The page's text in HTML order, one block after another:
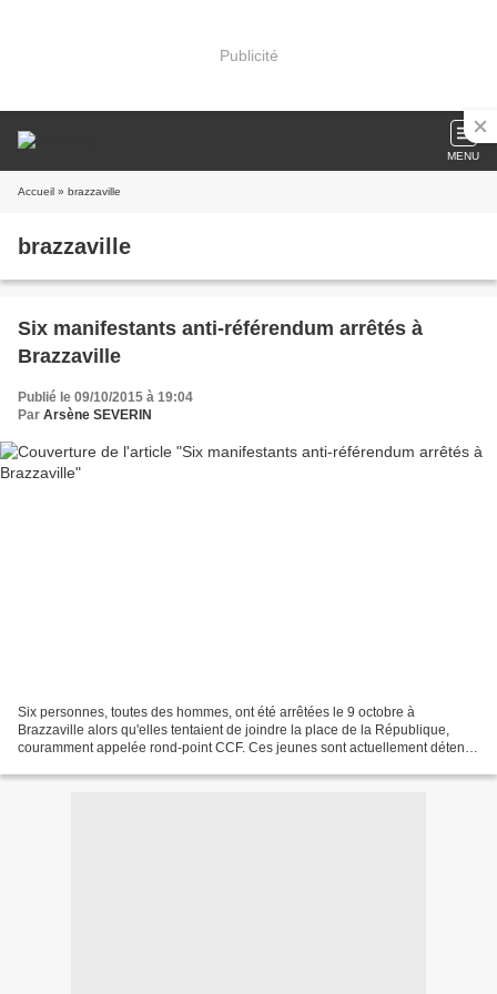
Publicité
MENU
Accueil » brazzaville
brazzaville
Six manifestants anti-référendum arrêtés à
Brazzaville
Publié le 09/10/2015 à 19:04
Par Arsène SEVERIN
Six personnes, toutes des hommes, ont été arrêtées le 9 octobre à
Brazzaville alors qu'elles tentaient de joindre la place de la République,
couramment appelée rond-point CCF. Ces jeunes sont actuellement détenus